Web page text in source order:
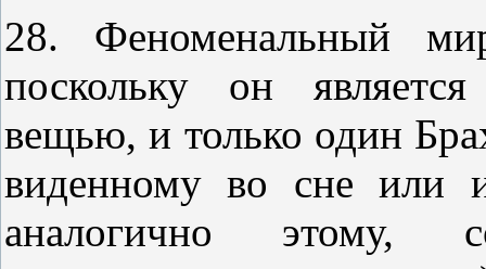
28. Феноменальный
поскольку он
вещью, и только один
виденному во сне или
аналогично этому,